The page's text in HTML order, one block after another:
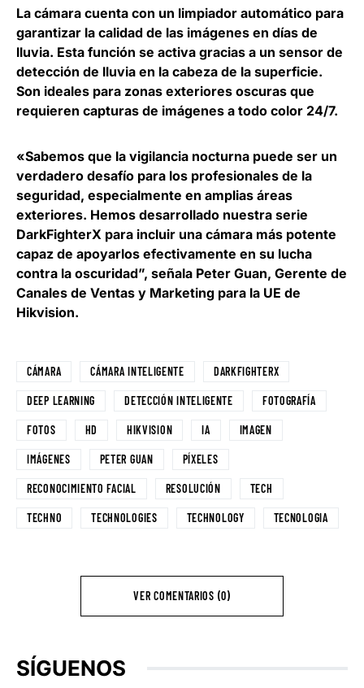
La cámara cuenta con un limpiador automático para
garantizar la calidad de las imágenes en días de
lluvia. Esta función se activa gracias a un sensor de
detección de lluvia en la cabeza de la superficie.
Son ideales para zonas exteriores oscuras que
requieren capturas de imágenes a todo color 24/7.
«Sabemos que la vigilancia nocturna puede ser un
verdadero desafío para los profesionales de la
seguridad, especialmente en amplias áreas
exteriores. Hemos desarrollado nuestra serie
DarkFighterX para incluir una cámara más potente
capaz de apoyarlos efectivamente en su lucha
contra la oscuridad”, señala Peter Guan, Gerente de
Canales de Ventas y Marketing para la UE de
Hikvision.
CÁMARA CÁMARA INTELIGENTE DARKFIGHTERX
DEEP LEARNING DETECCIÓN INTELIGENTE FOTOGRAFÍA
FOTOS HD HIKVISION IA IMAGEN
IMÁGENES PETER GUAN PÍXELES
RECONOCIMIENTO FACIAL RESOLUCIÓN TECH
TECHNO TECHNOLOGIES TECHNOLOGY TECNOLOGIA
VER COMENTARIOS (0)
SÍGUENOS